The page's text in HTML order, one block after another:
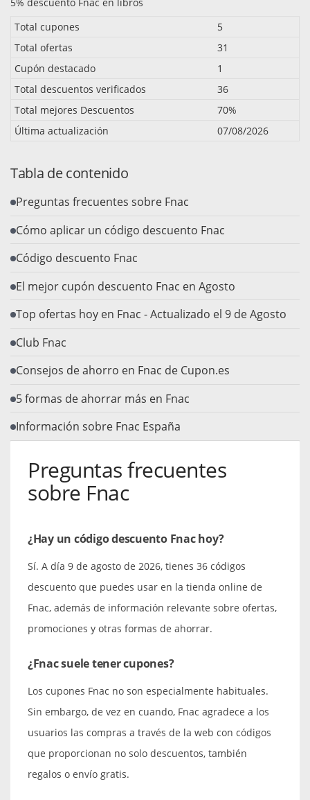
5% descuento Fnac en libros
Total cupones
5
Total ofertas
31
Cupón destacado
1
Total descuentos verificados
36
Total mejores Descuentos
70%
Última actualización
07/08/2026
Tabla de contenido
Preguntas frecuentes sobre Fnac
Cómo aplicar un código descuento Fnac
Código descuento Fnac
El mejor cupón descuento Fnac en Agosto
Top ofertas hoy en Fnac - Actualizado el 9 de Agosto
Club Fnac
Consejos de ahorro en Fnac de Cupon.es
5 formas de ahorrar más en Fnac
Información sobre Fnac España
Preguntas frecuentes
sobre Fnac
¿Hay un código descuento Fnac hoy?
Sí. A día 9 de agosto de 2026, tienes 36 códigos
descuento que puedes usar en la tienda online de
Fnac, además de información relevante sobre ofertas,
promociones y otras formas de ahorrar.
¿Fnac suele tener cupones?
Los cupones Fnac no son especialmente habituales.
Sin embargo, de vez en cuando, Fnac agradece a los
usuarios las compras a través de la web con códigos
que proporcionan no solo descuentos, también
regalos o envío gratis.